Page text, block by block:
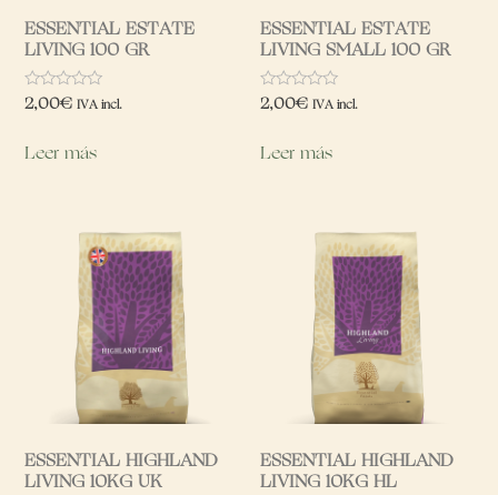
ESSENTIAL ESTATE
LIVING 100 GR
Valorado
con
5
2,00€ IVA incl.
Leer más
ESSENTIAL ESTATE
LIVING SMALL 100 GR
Valorado
con
5
2,00€ IVA incl.
Leer más
ESSENTIAL HIGHLAND
LIVING 10KG UK
ESSENTIAL HIGHLAND
LIVING 10KG HL